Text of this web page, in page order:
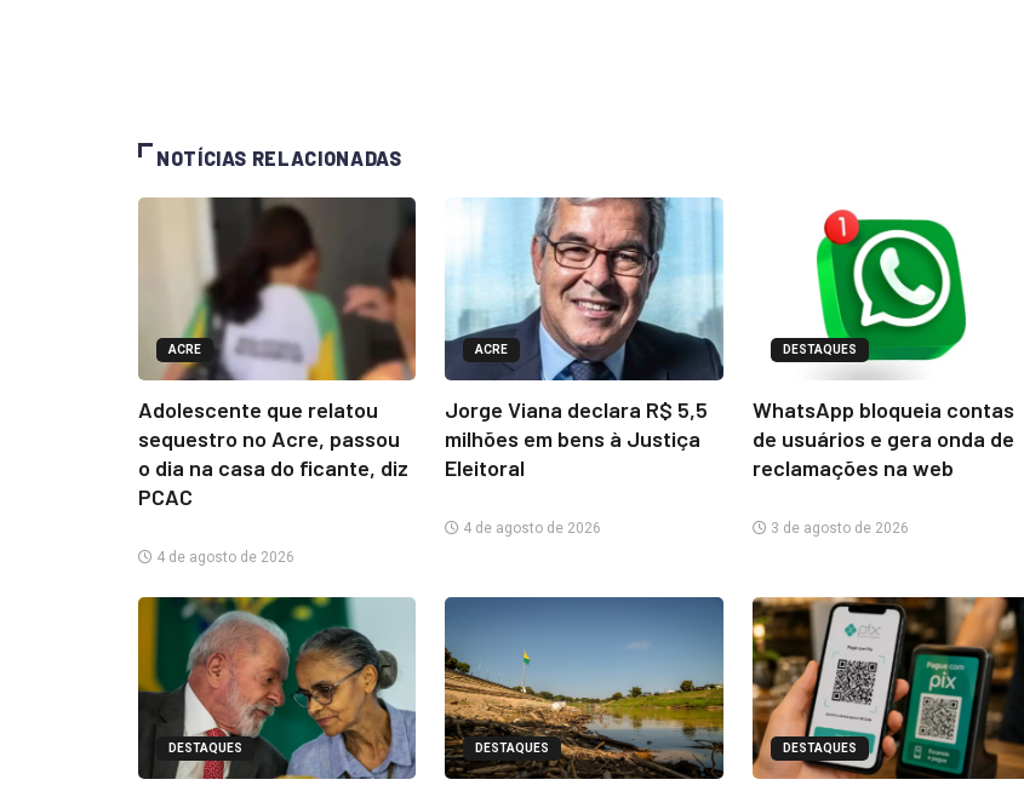
NOTÍCIAS RELACIONADAS
ACRE
Adolescente que relatou
sequestro no Acre, passou
o dia na casa do ficante, diz
PCAC
4 de agosto de 2026
ACRE
Jorge Viana declara R$ 5,5
milhões em bens à Justiça
Eleitoral
4 de agosto de 2026
DESTAQUES
WhatsApp bloqueia contas
de usuários e gera onda de
reclamações na web
3 de agosto de 2026
DESTAQUES DESTAQUES DESTAQUES